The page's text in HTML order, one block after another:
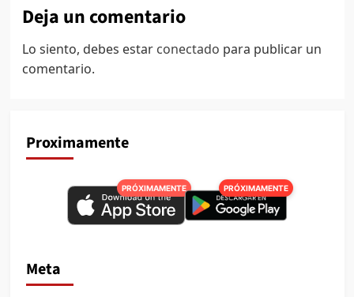
Deja un comentario
Lo siento, debes estar conectado para publicar un
comentario.
Proximamente
PRÓXIMAMENTE PRÓXIMAMENTE
Meta